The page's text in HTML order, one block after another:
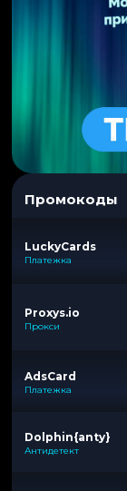
Промокоды
LuckyCards
Платежка
Proxys.io
Прокси
AdsCard
Платежка
Dolphin{anty}
Антидетект